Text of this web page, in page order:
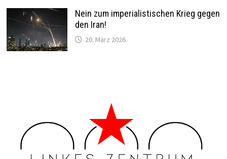
Nein zum imperialistischen Krieg gegen
den Iran!
20. März 2026